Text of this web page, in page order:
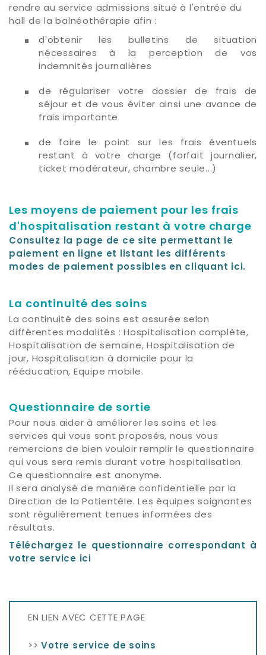
rendre au service admissions situé à l'entrée du
hall de la balnéothérapie afin :
d'obtenir les bulletins de situation
nécessaires à la perception de vos
indemnités journalières
de régulariser votre dossier de frais de
séjour et de vous éviter ainsi une avance de
frais importante
de faire le point sur les frais éventuels
restant à votre charge (forfait journalier,
ticket modérateur, chambre seule...)
Les moyens de paiement pour les frais
d'hospitalisation restant à votre charge
Consultez la page de ce site permettant le
paiement en ligne et listant les différents
modes de paiement possibles en cliquant ici.
La continuité des soins
La continuité des soins est assurée selon
différentes modalités : Hospitalisation complète,
Hospitalisation de semaine, Hospitalisation de
jour, Hospitalisation à domicile pour la
rééducation, Equipe mobile.
Questionnaire de sortie
Pour nous aider à améliorer les soins et les
services qui vous sont proposés, nous vous
remercions de bien vouloir remplir le questionnaire
qui vous sera remis durant votre hospitalisation.
Ce questionnaire est anonyme.
Il sera analysé de manière confidentielle par la
Direction de la Patientèle. Les équipes soignantes
sont régulièrement tenues informées des
résultats.
Téléchargez le questionnaire correspondant à
votre service ici
EN LIEN AVEC CETTE PAGE
>>Votre service de soins